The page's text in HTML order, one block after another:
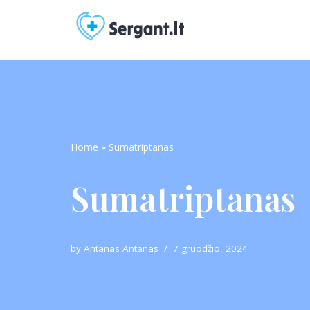
Home » Sumatriptanas
Sumatriptanas
by Antanas Antanas 7 gruodžio, 2024